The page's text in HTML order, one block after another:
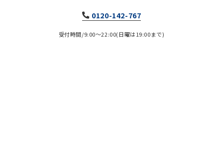
0120-142-767
受付時間/9:00～22:00(日曜は19:00まで)